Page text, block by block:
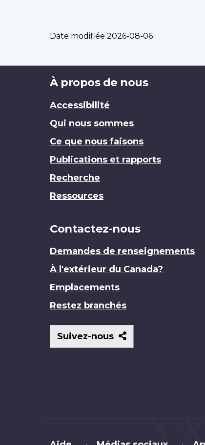
Date modifiée 2026-08-06
Brand
À propos de nous
Accessibilité
Qui nous sommes
Ce que nous faisons
Publications et rapports
Recherche
Ressources
Contactez-nous
Demandes de renseignements
À l'extérieur du Canada?
Emplacements
Restez branchés
Suivez-nous
Suivez-
nous
Brand